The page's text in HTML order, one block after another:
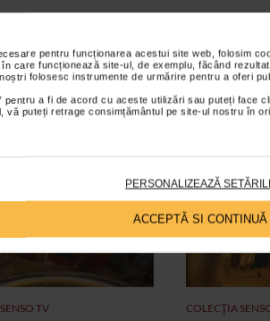
pentru funcționarea acestui site web, folosim
care funcționează site-ul, de exemplu, făcând
folosesc instrumente de urmărire pentru a oferi
pentru a fi de acord cu aceste utilizări sau puteți face
vă puteți retrage consimțământul pe site-ul nostru în
PERSONALIZEAZĂ
ACCEPTĂ SI CONTINUĂ
il considera "o demonstratie pur
viziunea regizorului asupra relatiilor
TV
VIDEO
COLECŢIA